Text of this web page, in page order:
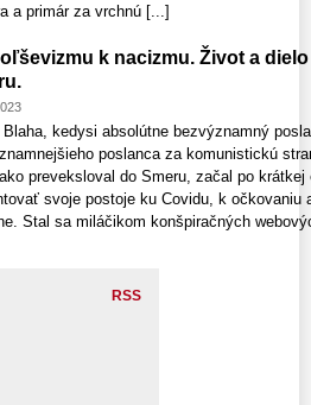
a primár za vrchnú [...]
k nacizmu. Život a
Blaha, kedysi absolútne bezvýznamný
poslanca za komunistickú
preveksloval do Smeru, začal po
svoje postoje ku Covidu, k očkovaniu
Stal sa miláčikom konšpiračných
RSS